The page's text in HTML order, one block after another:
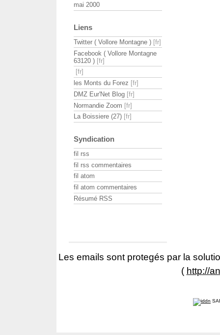
mai 2000
Liens
Twitter ( Vollore Montagne )
Facebook ( Vollore Montagne
63120 )
les Monts du Forez
DMZ Eur'Net Blog
Normandie Zoom
La Boissiere (27)
Syndication
fil rss
fil rss commentaires
fil atom
fil atom commentaires
Résumé RSS
Les emails sont protegés par la
( http://